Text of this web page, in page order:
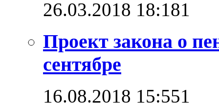
26.03.2018 18:181
Проект закона о
сентябре
16.08.2018 15:551